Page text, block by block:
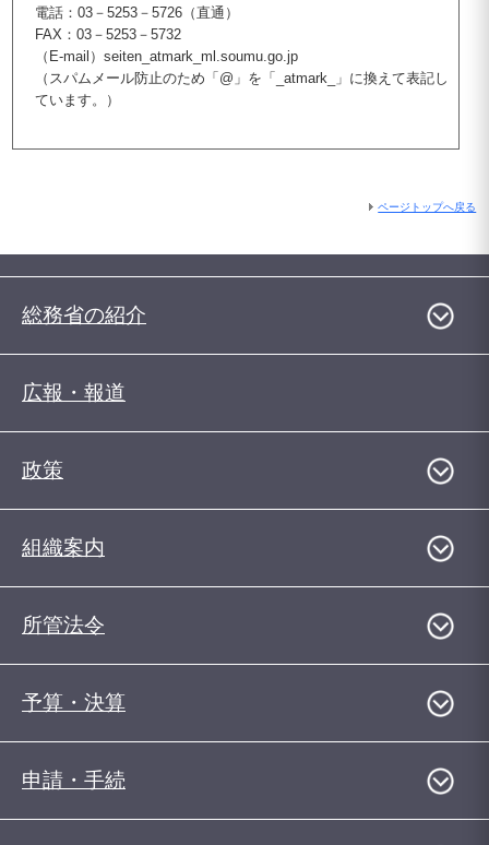
電話：03－5253－5726（直通）
FAX：03－5253－5732
（E-mail）seiten_atmark_ml.soumu.go.jp
（スパムメール防止のため「@」を「_atmark_」に換えて表記し
ています。）
ページトップへ戻る
総務省の紹介
広報・報道
政策
組織案内
所管法令
予算・決算
申請・手続